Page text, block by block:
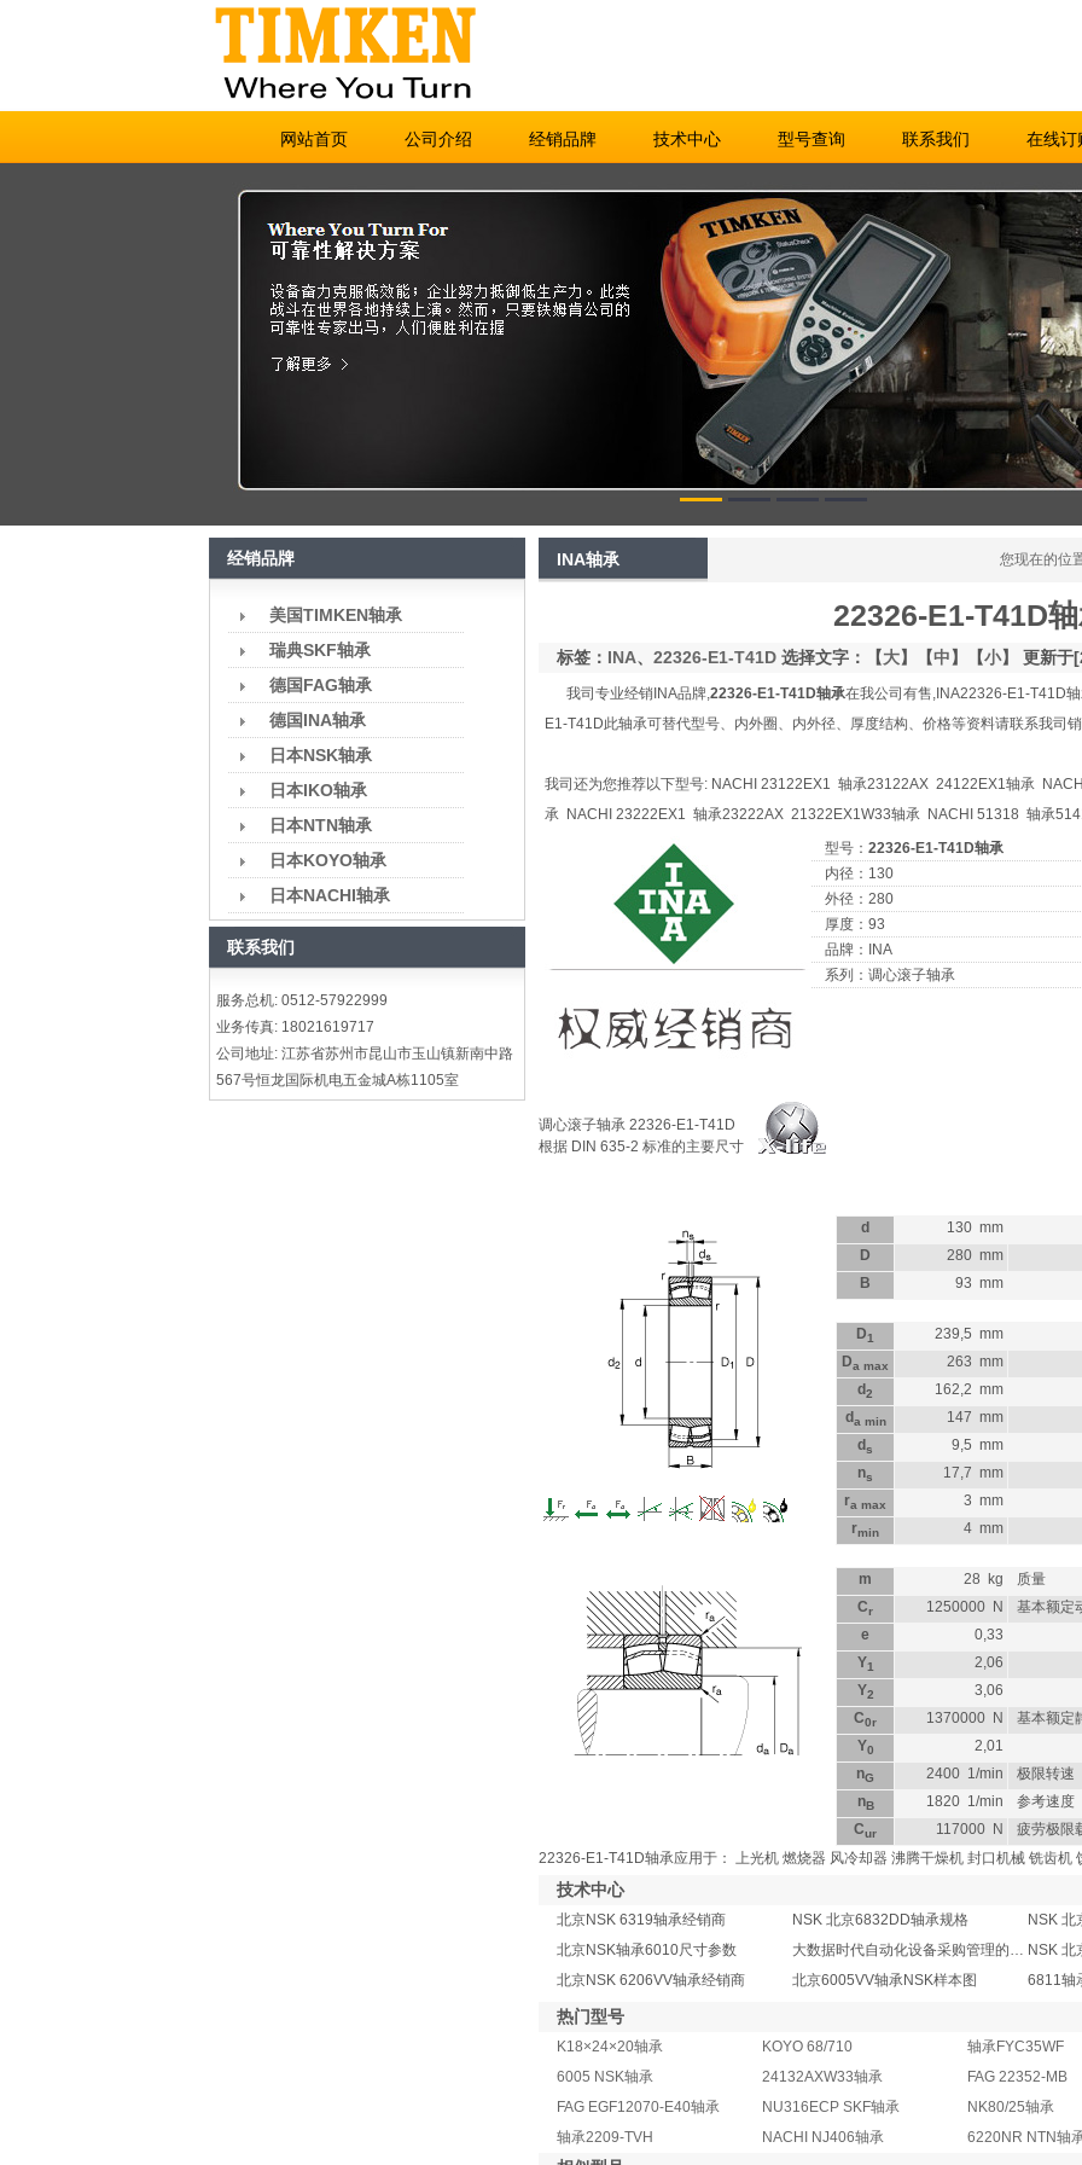
网站首页 公司介绍 经销品牌 技术中心 型号查询 联系我们 在线订
经销品牌
美国TIMKEN轴承
瑞典SKF轴承
德国FAG轴承
德国INA轴承
日本NSK轴承
日本IKO轴承
日本NTN轴承
日本KOYO轴承
日本NACHI轴承
联系我们
服务总机: 0512-57922999
业务传真: 18021619717
公司地址: 江苏省苏州市昆山市玉山镇新南中路
567号恒龙国际机电五金城A栋1105室
INA轴承 您现在的位
22326-E1-T41D
标签： INA、 22326-E1-T41D 选择文字：【大】【中】【小】 更新于
我司专业经销INA品牌,22326-E1-T41D轴承在我公司有售,INA22326-E1-T41D
E1-T41D此轴承可替代型号、内外圈、内外径、厚度结构、价格等资料请联系我司
我司还为您推荐以下型号: NACHI 23122EX1 轴承23122AX 24122EX1轴承
承 NACHI 23222EX1 轴承23222AX 21322EX1W33轴承 NACHI 51318 轴承
型号： 22326-E1-T41D轴承
内径：130
外径：280
厚度：93
品牌：INA
系列：调心滚子轴承
调心滚子轴承 22326-E1-T41D
根据 DIN 635-2 标准的主要尺寸
d 130 mm
D
280 mm
B
93 mm
D1 239,5 mm
Da max 263 mm
d2 162,2 mm
da min 147 mm
ds 9,5 mm
ns 17,7 mm
ra max 3 mm
rmin 4 mm
m 28 kg
质量
Cr 1250000 N
基本额定
e
0,33
Y1
2,06
Y2
3,06
C0r 1370000 N
基本额定
Y0
2,01
nG 2400 1/min
极限转速
nB 1820 1/min
参考速度
Cur 117000 N
疲劳极限
22326-E1-T41D轴承应用于： 上光机 燃烧器 风冷却器 沸腾干燥机 封口机械 铣齿机
技术中心
北京NSK 6319轴承经销商 NSK 北京6832DD轴承规格
NSK 北
北京NSK轴承6010尺寸参数
大数据时代自动化设备采购管理的模式创新 NSK 北
北京NSK 6206VV轴承经销商
北京6005VV轴承NSK样本图 6811轴
热门型号
K18×24×20轴承 KOYO 68/710 轴承FYC35WF
6005 NSK轴承
24132AXW33轴承 FAG 22352-MB
FAG EGF12070-E40轴承
NU316ECP SKF轴承 NK80/25轴承
轴承2209-TVH
NACHI NJ406轴承 6220NR NTN轴